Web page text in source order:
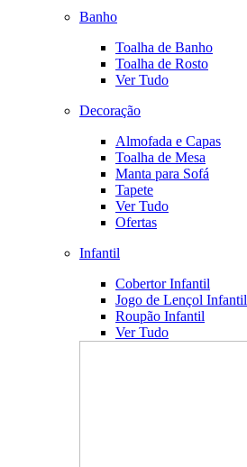
Banho
Toalha de Banho
Toalha de Rosto
Ver Tudo
Decoração
Almofada e Capas
Toalha de Mesa
Manta para Sofá
Tapete
Ver Tudo
Ofertas
Infantil
Cobertor Infantil
Jogo de Lençol Infantil
Roupão Infantil
Ver Tudo